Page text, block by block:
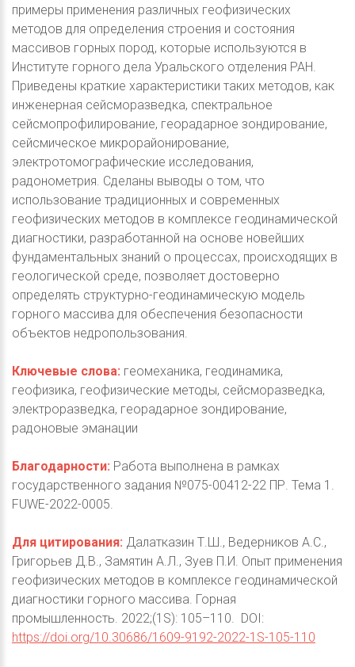
примеры применения различных геофизических
методов для определения строения и состояния
массивов горных пород, которые используются в
Институте горного дела Уральского отделения РАН.
Приведены краткие характеристики таких методов, как
инженерная сейсморазведка, спектральное
сейсмопрофилирование, георадарное зондирование,
сейсмическое микрорайонирование,
электротомографические исследования,
радонометрия. Сделаны выводы о том, что
использование традиционных и современных
геофизических методов в комплексе геодинамической
диагностики, разработанной на основе новейших
фундаментальных знаний о процессах, происходящих в
геологической среде, позволяет достоверно
определять структурно-геодинамическую модель
горного массива для обеспечения безопасности
объектов недропользования.
Ключевые слова: геомеханика, геодинамика,
геофизика, геофизические методы, сейсморазведка,
электроразведка, георадарное зондирование,
радоновые эманации
Благодарности: Работа выполнена в рамках
государственного задания №075-00412-22 ПР. Тема 1.
FUWE-2022-0005.
Для цитирования: Далатказин Т.Ш., Ведерников А.С.,
Григорьев Д.В., Замятин А.Л., Зуев П.И. Опыт применения
геофизических методов в комплексе геодинамической
диагностики горного массива. Горная
промышленность. 2022;(1S): 105–110. DOI:
https://doi.org/10.30686/1609-9192-2022-1S-105-110